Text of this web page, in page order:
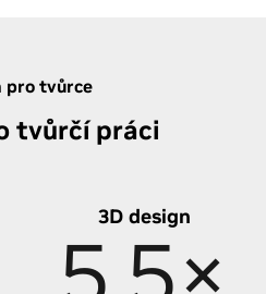
pro tvůrce
tvůrčí práci
3D design